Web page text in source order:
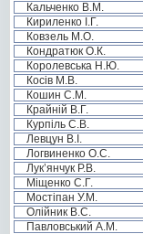
Кальченко В.М.
Кириленко І.Г.
Ковзель М.О.
Кондратюк О.К.
Королевська Н.Ю.
Косів М.В.
Кошин С.М.
Крайній В.Г.
Курпіль С.В.
Левцун В.І.
Логвиненко О.С.
Лук’янчук Р.В.
Міщенко С.Г.
Мостіпан У.М.
Олійник В.С.
Павловський А.М.